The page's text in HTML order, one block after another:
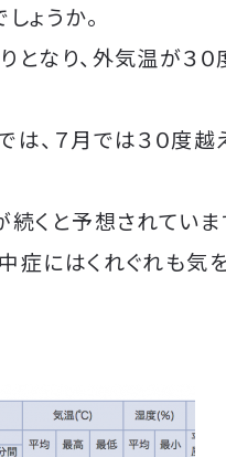
ょうか。
なり、外気温が３
、７月では３０度越
くと予想されていま
症にはくれぐれも気